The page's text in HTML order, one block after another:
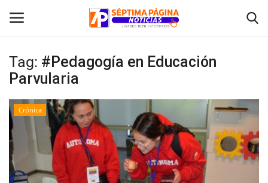
Inicio
Crónica
Policial
Tribunales
Tag: #Pedagogía en Educación
Parvularia
Crónica